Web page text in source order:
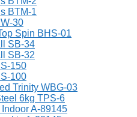
BTM-1
30
Spin BHS-01
SB-34
SB-32
150
100
Trinity WBG-03
6kg TPS-6
A-89145